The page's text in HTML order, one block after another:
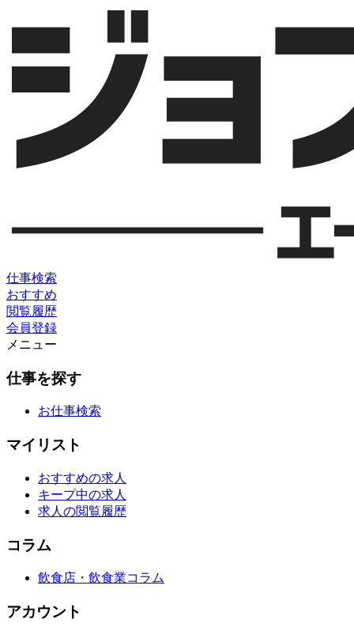
仕事検索
おすすめ
閲覧履歴
会員登録
メニュー
仕事を探す
お仕事検索
マイリスト
おすすめの求人
キープ中の求人
求人の閲覧履歴
コラム
飲食店・飲食業コラム
アカウント